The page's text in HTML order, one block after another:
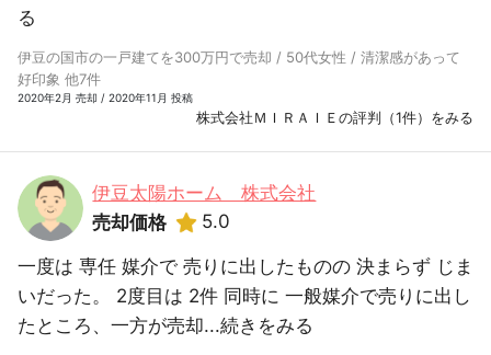
る
伊豆の国市の一戸建てを300万円で売却 / 50代女性 / 清潔感があって
好印象 他7件
2020年2月 売却 / 2020年11月 投稿
株式会社ＭＩＲＡＩＥの評判（1件）をみる
伊豆太陽ホーム 株式会社
売却価格
5.0
一度は 専任 媒介で 売りに出したものの 決まらず じま
いだった。 2度目は 2件 同時に 一般媒介で売りに出し
たところ、一方が売却...続きをみる